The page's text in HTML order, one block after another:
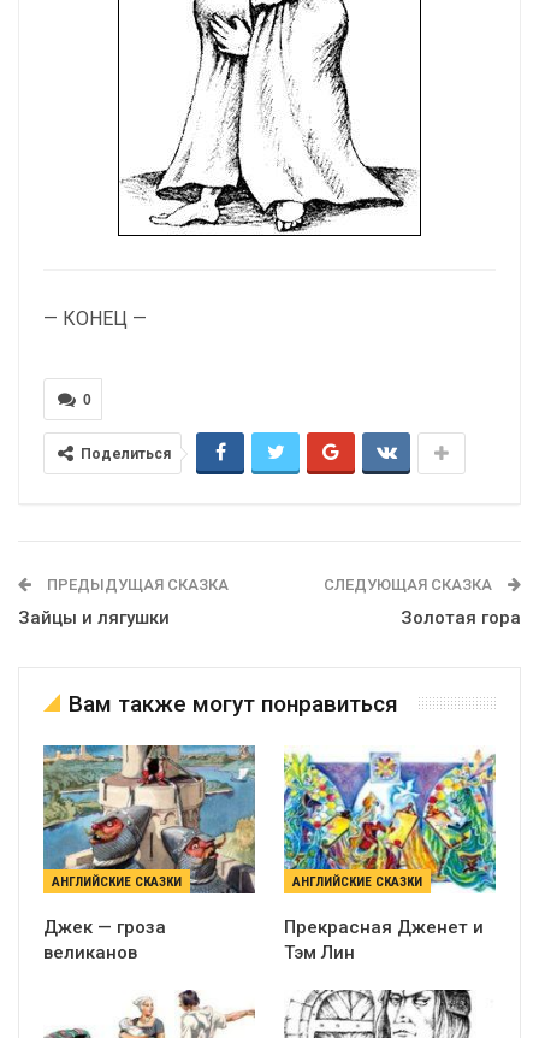
— КОНЕЦ —
0
Поделиться
ПРЕДЫДУЩАЯ СКАЗКА
Зайцы и лягушки
СЛЕДУЮЩАЯ СКАЗКА
Золотая гора
Вам также могут понравиться
АНГЛИЙСКИЕ СКАЗКИ
Джек — гроза
великанов
АНГЛИЙСКИЕ СКАЗКИ
Прекрасная Дженет и
Тэм Лин